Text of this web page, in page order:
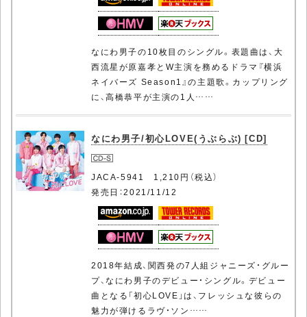
なにわ男子の10枚目のシングル。表題曲は、大
西流星が原嘉孝とW主演を務めるドラマ『横浜
ネイバーズ Season1』の主題歌。カップリング
に、高橋恭平が主演の1人……
なにわ男子/初心LOVE(うぶらぶ) [CD]
JACA-5941 1,210円（税込）
発売日：2021/11/12
2018年結成、関西発の7人組ジャニーズ・グルー
プ、なにわ男子のデビュー・シングル。デビュー
曲となる「初心LOVE」は、フレッシュな彼らの
魅力が弾けるラヴ・ソン……